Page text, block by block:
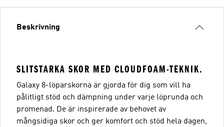
Beskrivning
SLITSTARKA SKOR MED CLOUDFOAM-TEKNIK.
Galaxy 8-löparskorna är gjorda för dig som vill ha
pålitligt stöd och dämpning under varje löprunda och
promenad. De är inspirerade av behovet av
mångsidiga skor och ger komfort och stöd hela dagen,